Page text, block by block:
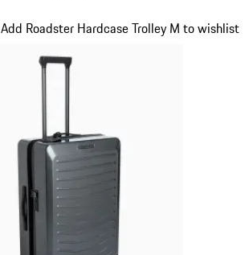
Add Roadster Hardcase Trolley M to wishlist